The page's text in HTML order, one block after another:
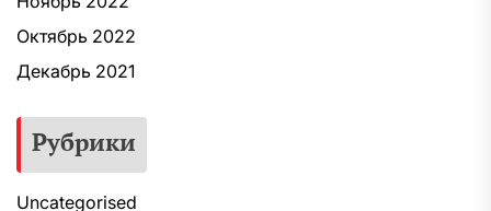
Октябрь 2022
Декабрь 2021
Рубрики
Uncategorised